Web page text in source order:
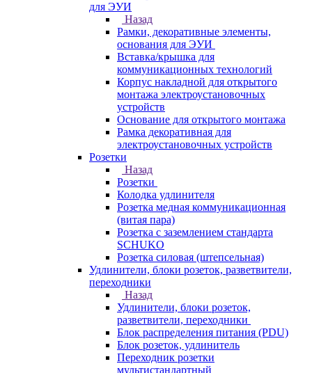
для ЭУИ
Назад
Рамки, декоративные элементы,
основания для ЭУИ
Вставка/крышка для
коммуникационных технологий
Корпус накладной для открытого
монтажа электроустановочных
устройств
Основание для открытого монтажа
Рамка декоративная для
электроустановочных устройств
Розетки
Назад
Розетки
Колодка удлинителя
Розетка медная коммуникационная
(витая пара)
Розетка с заземлением стандарта
SCHUKO
Розетка силовая (штепсельная)
Удлинители, блоки розеток, разветвители,
переходники
Назад
Удлинители, блоки розеток,
разветвители, переходники
Блок распределения питания (PDU)
Блок розеток, удлинитель
Переходник розетки
мультистандартный